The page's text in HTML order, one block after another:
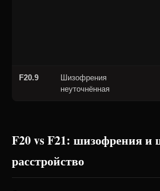
F20.9
Шизофрения
неуточнённая
F20 vs F21: шизофрения и
расстройство